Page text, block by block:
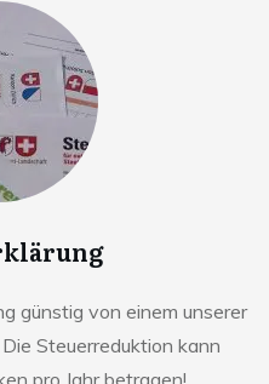
günstig von einem unserer
Steuerreduktion kann
pro Jahr betragen!